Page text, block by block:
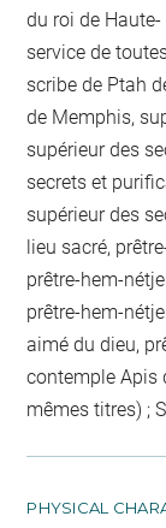
du roi de
service de
scribe de Ptah
de Memphis,
supérieur des
secrets et
supérieur des
lieu sacré,
prêtre-hem-
prêtre-hem-
aimé du dieu,
contemple Apis
mêmes titres) ;
PHYSICAL